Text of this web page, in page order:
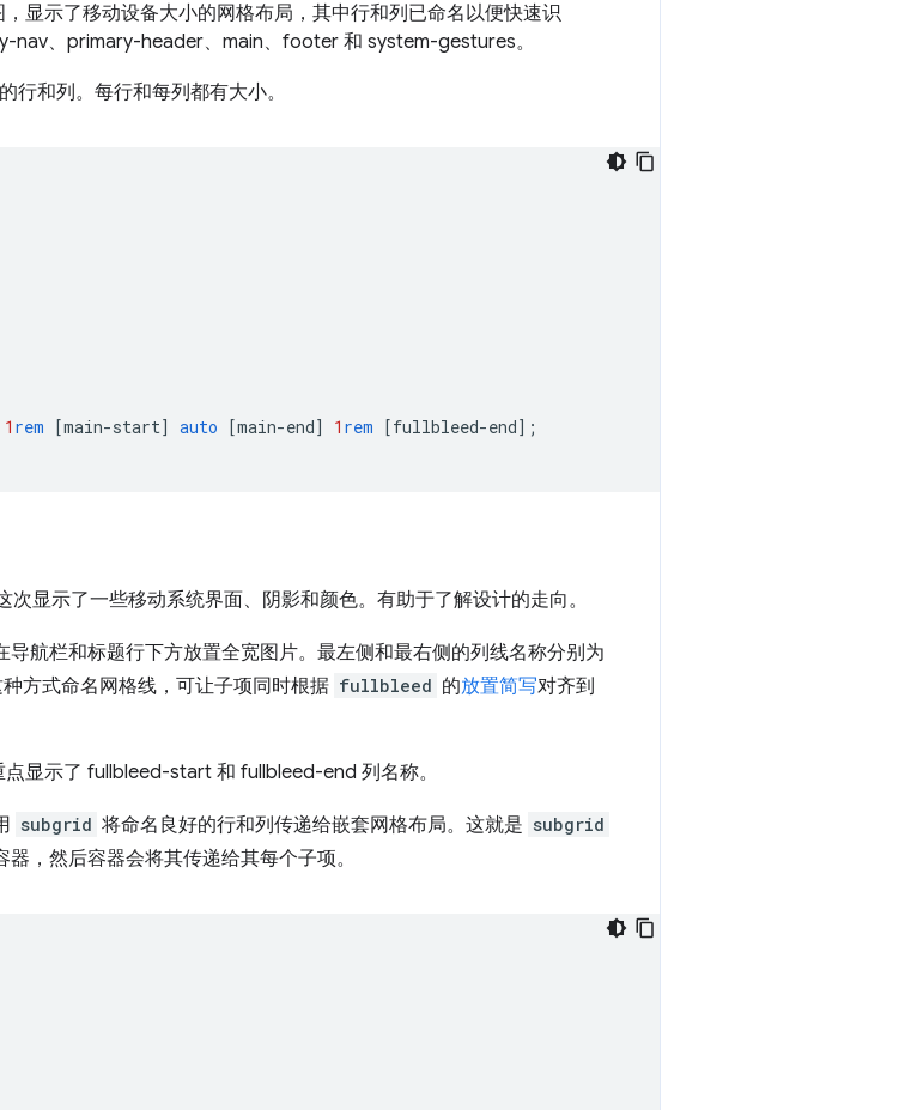
行和列。每行和每列都有大小。
1 rem [main-start] auto [main-end] 1 rem [fullbleed-end];
航栏和标题行下方放置全宽图片。最左侧和最右侧的列线名称分别为
方式命名网格线，可让子项同时根据 fullbleed 的放置简写对齐到
subgrid 将命名良好的行和列传递给嵌套网格布局。这就是 subgrid
，然后容器会将其传递给其每个子项。